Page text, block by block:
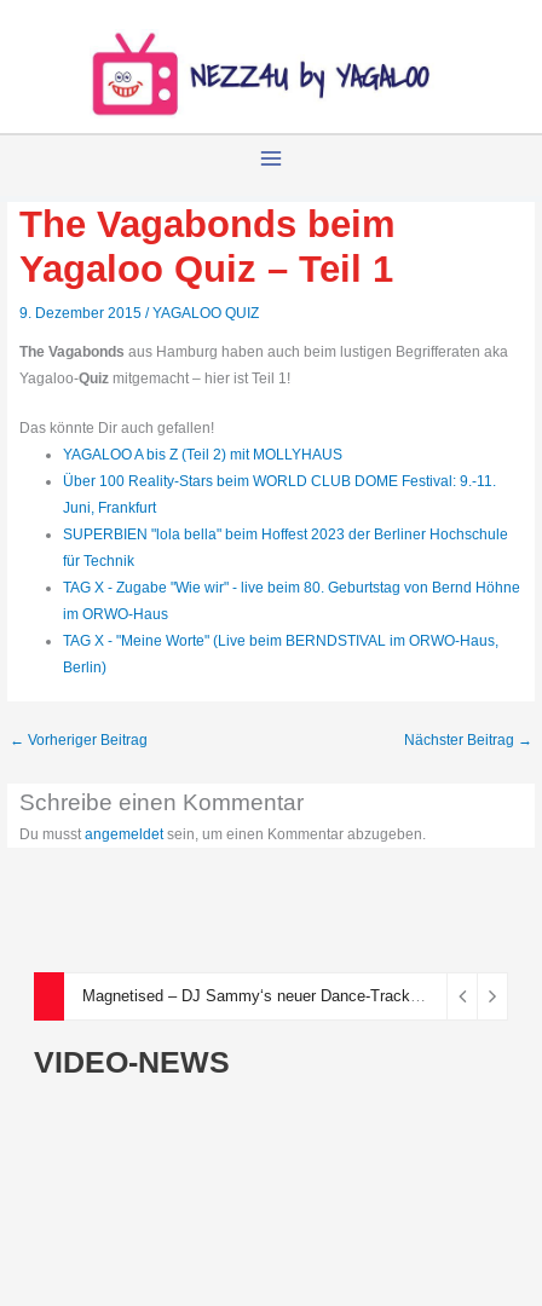
The Vagabonds beim
Yagaloo Quiz – Teil 1
9. Dezember 2015/YAGALOO QUIZ
The Vagabonds aus Hamburg haben auch beim lustigen Begrifferaten aka
Yagaloo-Quiz mitgemacht – hier ist Teil 1!
Das könnte Dir auch gefallen!
YAGALOO A bis Z (Teil 2) mit MOLLYHAUS
Über 100 Reality-Stars beim WORLD CLUB DOME Festival: 9.-11.
Juni, Frankfurt
SUPERBIEN "lola bella" beim Hoffest 2023 der Berliner Hochschule
für Technik
TAG X - Zugabe "Wie wir" - live beim 80. Geburtstag von Bernd Höhne
im ORWO-Haus
TAG X - "Meine Worte" (Live beim BERNDSTIVAL im ORWO-Haus,
Berlin)
← Vorheriger Beitrag Nächster Beitrag →
Schreibe einen Kommentar
Du musstangemeldetsein, um einen Kommentar abzugeben.
Magnetised – DJ Sammy‘s neuer Dance-Track über eine toxische Anziehungskraft
VIDEO-NEWS